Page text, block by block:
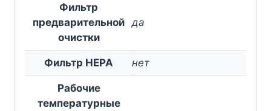
Фильтр
предварительной
очистки
да
Фильтр HEPA нет
Рабочие
температурные